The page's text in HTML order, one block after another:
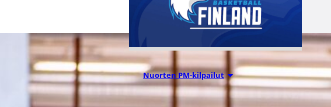
Nuorten PM-kilpailut
05.08.2026 20:08